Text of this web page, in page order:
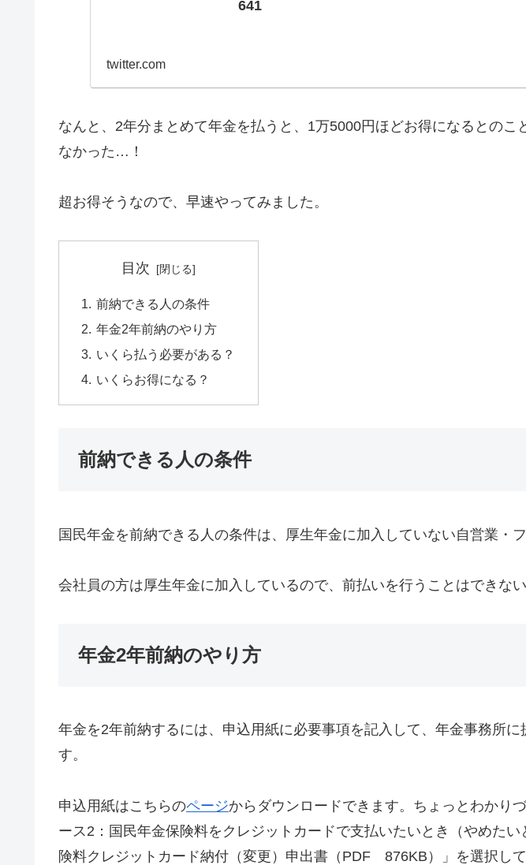
641
twitter.com
なんと、2年分まとめて年金を払うと、1万5000円ほどお得になるとのこ
なかった…！
超お得そうなので、早速やってみました。
目次
前納できる人の条件
年金2年前納のやり方
いくら払う必要がある？
いくらお得になる？
前納できる人の条件
国民年金を前納できる人の条件は、厚生年金に加入していない自営業・
会社員の方は厚生年金に加入しているので、前払いを行うことはできな
年金2年前納のやり方
年金を2年前納するには、申込用紙に必要事項を記入して、年金事務所に
す。
申込用紙はこちらのページからダウンロードできます。ちょっとわかり
ース2：国民年金保険料をクレジットカードで支払いたいとき（やめた
険料クレジットカード納付（変更）申出書（PDF 876KB）」を選択し